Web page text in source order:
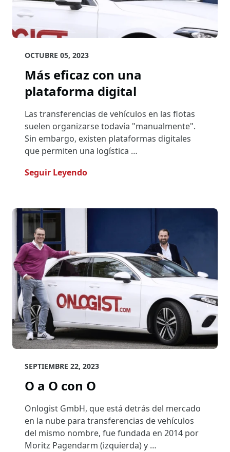
OCTUBRE 05, 2023
Más eficaz con una
plataforma digital
Las transferencias de vehículos en las flotas
suelen organizarse todavía "manualmente".
Sin embargo, existen plataformas digitales
que permiten una logística …
Seguir Leyendo- Más Eficaz Con Una Plataforma
SEPTIEMBRE 22, 2023
O a O con O
Onlogist GmbH, que está detrás del mercado
en la nube para transferencias de vehículos
del mismo nombre, fue fundada en 2014 por
Moritz Pagendarm (izquierda) y …